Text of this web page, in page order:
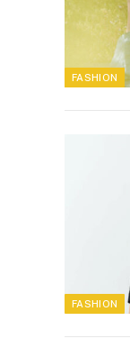
FASHION
FASHION